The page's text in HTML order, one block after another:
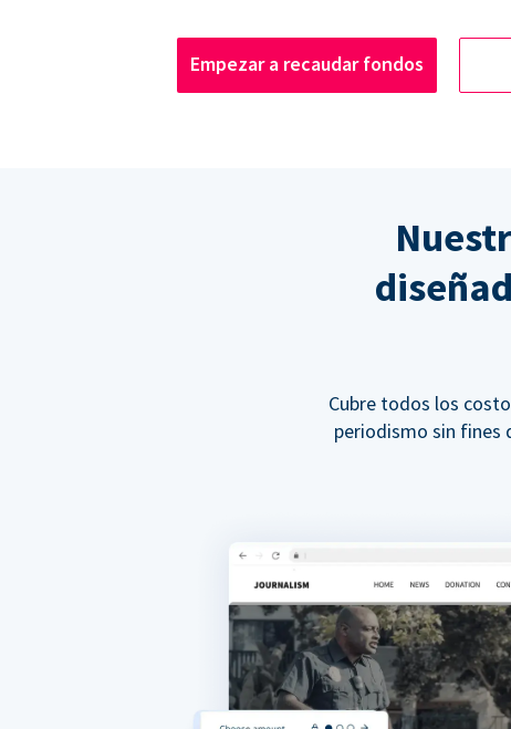
Empezar a recaudar fondos
Cubre todos los
periodismo sin fines